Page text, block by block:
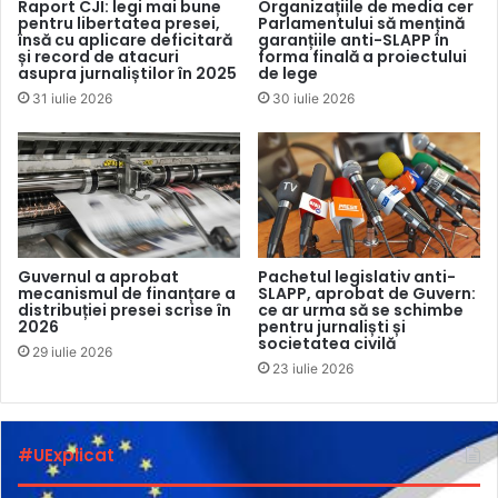
Liliana Vițu, le-a reamintit furnizorilor de servicii media că,
începând cu 1 septembrie 2022, a intrat în vigoare decizia
privind noua clasificare a furnizorilor de servicii media
funcție de categorie, sunt stabilite obligații față de
posturile de radio și televiziune cu privire la realizarea și
transmisia programelor audiovizuale locale și în limba
română.
Raport CJI: legi mai bune
pentru libertatea presei,
însă cu aplicare deficitară
și record de atacuri
asupra jurnaliștilor în 2025
31 iulie 2026
Organizațiile de media cer
Parlamentului să mențină
garanțiile anti-SLAPP în
forma finală a proiectului
de lege
30 iulie 2026
Guvernul a aprobat
mecanismul de finanțare a
distribuției presei scrise în
2026
29 iulie 2026
Pachetul legislativ anti-
SLAPP, aprobat de Guvern:
ce ar urma să se schimbe
pentru jurnaliști și
societatea civilă
23 iulie 2026
#UExplicat